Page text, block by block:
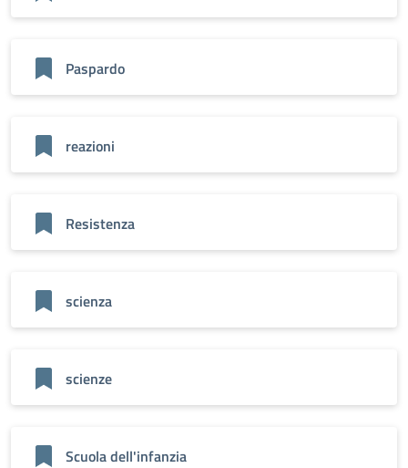
Paspardo
reazioni
Resistenza
scienza
scienze
Scuola dell'infanzia